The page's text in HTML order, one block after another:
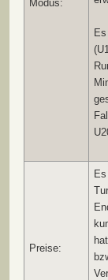
Modus:
Preise: